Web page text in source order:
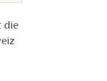
die